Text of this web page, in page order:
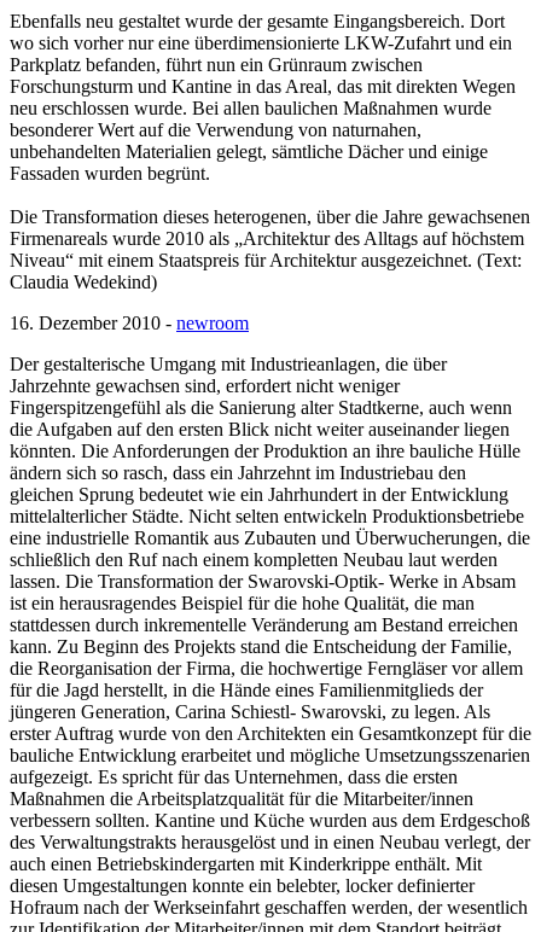
Ebenfalls neu gestaltet wurde der gesamte Eingangsbereich. Dort
wo sich vorher nur eine überdimensionierte LKW-Zufahrt und ein
Parkplatz befanden, führt nun ein Grünraum zwischen
Forschungsturm und Kantine in das Areal, das mit direkten Wegen
neu erschlossen wurde. Bei allen baulichen Maßnahmen wurde
besonderer Wert auf die Verwendung von naturnahen,
unbehandelten Materialien gelegt, sämtliche Dächer und einige
Fassaden wurden begrünt.
Die Transformation dieses heterogenen, über die Jahre gewachsenen
Firmenareals wurde 2010 als „Architektur des Alltags auf höchstem
Niveau“ mit einem Staatspreis für Architektur ausgezeichnet. (Text:
Claudia Wedekind)
16. Dezember 2010 - newroom
Der gestalterische Umgang mit Industrieanlagen, die über
Jahrzehnte gewachsen sind, erfordert nicht weniger
Fingerspitzengefühl als die Sanierung alter Stadtkerne, auch wenn
die Aufgaben auf den ersten Blick nicht weiter auseinander liegen
könnten. Die Anforderungen der Produktion an ihre bauliche Hülle
ändern sich so rasch, dass ein Jahrzehnt im Industriebau den
gleichen Sprung bedeutet wie ein Jahrhundert in der Entwicklung
mittelalterlicher Städte. Nicht selten entwickeln Produktionsbetriebe
eine industrielle Romantik aus Zubauten und Überwucherungen, die
schließlich den Ruf nach einem kompletten Neubau laut werden
lassen. Die Transformation der Swarovski-Optik- Werke in Absam
ist ein herausragendes Beispiel für die hohe Qualität, die man
stattdessen durch inkrementelle Veränderung am Bestand erreichen
kann. Zu Beginn des Projekts stand die Entscheidung der Familie,
die Reorganisation der Firma, die hochwertige Ferngläser vor allem
für die Jagd herstellt, in die Hände eines Familienmitglieds der
jüngeren Generation, Carina Schiestl- Swarovski, zu legen. Als
erster Auftrag wurde von den Architekten ein Gesamtkonzept für die
bauliche Entwicklung erarbeitet und mögliche Umsetzungsszenarien
aufgezeigt. Es spricht für das Unternehmen, dass die ersten
Maßnahmen die Arbeitsplatzqualität für die Mitarbeiter/innen
verbessern sollten. Kantine und Küche wurden aus dem Erdgeschoß
des Verwaltungstrakts herausgelöst und in einen Neubau verlegt, der
auch einen Betriebskindergarten mit Kinderkrippe enthält. Mit
diesen Umgestaltungen konnte ein belebter, locker definierter
Hofraum nach der Werkseinfahrt geschaffen werden, der wesentlich